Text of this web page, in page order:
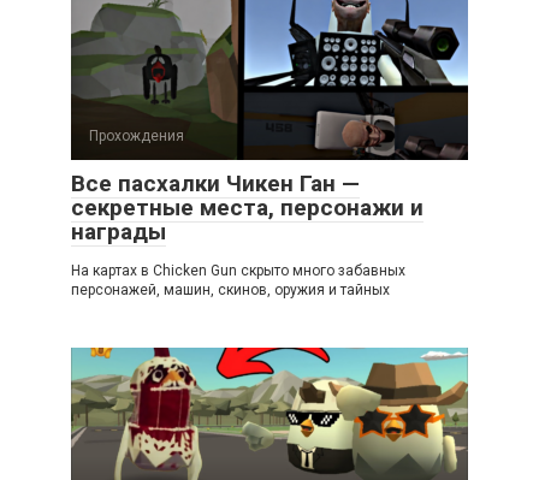
Прохождения
Все пасхалки Чикен Ган —
секретные места, персонажи и
награды
На картах в Chicken Gun скрыто много забавных
персонажей, машин, скинов, оружия и тайных